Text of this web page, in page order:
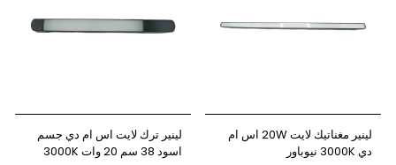
لينير مغناتيك لايت 20W اس ام
دي 3000K نيوباور
لينير ترك لايت اس ام دي جسم
اسود 38 سم 20 وات 3000K